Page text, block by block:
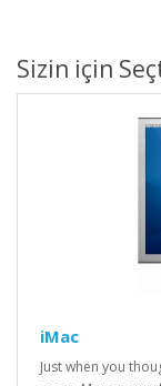
Sizin için
iMac
Just when you